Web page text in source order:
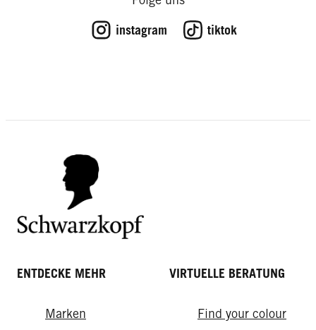
instagram tiktok
ENTDECKE MEHR
Marken
VIRTUELLE BERATUNG
Find your colour